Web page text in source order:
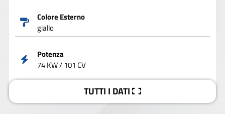
Colore Esterno
giallo
Potenza
74 KW / 101 CV
TUTTI I DATI